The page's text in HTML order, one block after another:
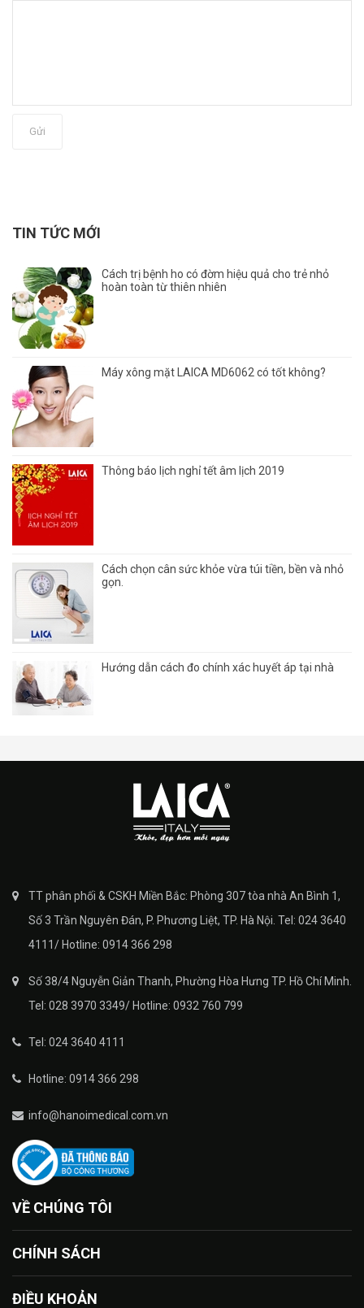
Gửi
TIN TỨC MỚI
Cách trị bệnh ho có đờm hiệu quả cho trẻ nhỏ
hoàn toàn từ thiên nhiên
Máy xông mặt LAICA MD6062 có tốt không?
Thông báo lịch nghỉ tết âm lịch 2019
Cách chọn cân sức khỏe vừa túi tiền, bền và nhỏ
gọn.
Hướng dẫn cách đo chính xác huyết áp tại nhà
TT phân phối & CSKH Miền Bắc: Phòng 307 tòa nhà An Bình 1,
Số 3 Trần Nguyên Đán, P. Phương Liệt, TP. Hà Nội. Tel: 024 3640
4111/ Hotline: 0914 366 298
Số 38/4 Nguyễn Giản Thanh, Phường Hòa Hưng TP. Hồ Chí Minh.
Tel: 028 3970 3349/ Hotline: 0932 760 799
Tel: 024 3640 4111
Hotline: 0914 366 298
info@hanoimedical.com.vn
VỀ CHÚNG TÔI
CHÍNH SÁCH
ĐIỀU KHOẢN